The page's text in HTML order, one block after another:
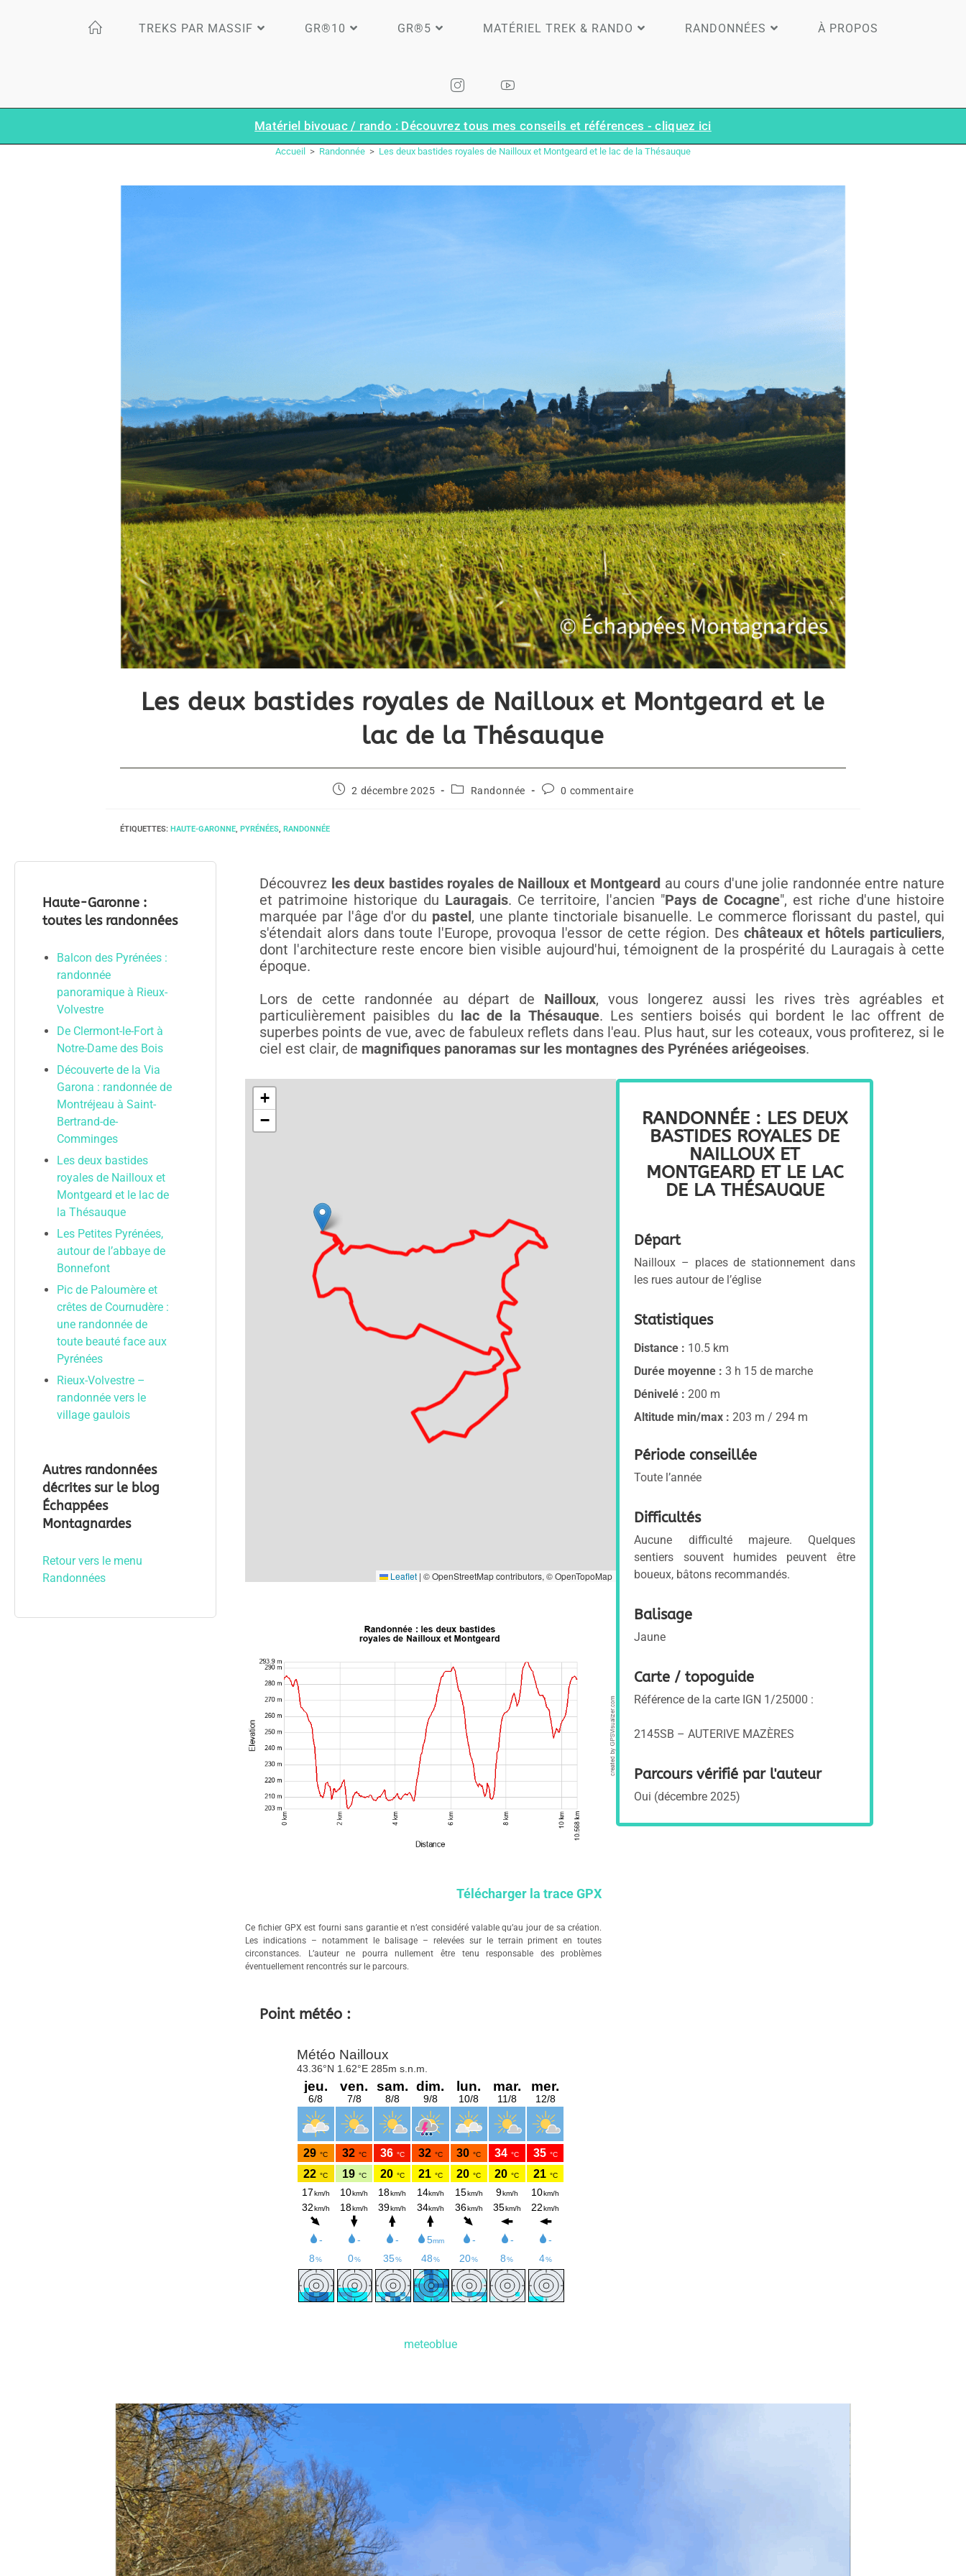
TREKS PAR MASSIF GR®10 GR®5 MATÉRIEL TREK & RANDO RANDONNÉES À PROPOS
Matériel bivouac / rando : Découvrez tous mes conseils et références - cliquez ici
Accueil > Randonnée > Les deux bastides royales de Nailloux et Montgeard et le lac de la Thésauque
Les deux bastides royales de Nailloux et Montgeard et le
lac de la Thésauque
2 décembre 2025 Randonnée 0 commentaire
ÉTIQUETTES: HAUTE-GARONNE, PYRÉNÉES, RANDONNÉE
Haute-Garonne :
toutes les randonnées
Balcon des Pyrénées :
randonnée
panoramique à Rieux-
Volvestre
De Clermont-le-Fort à
Notre-Dame des Bois
Découverte de la Via
Garona : randonnée de
Montréjeau à Saint-
Bertrand-de-
Comminges
Les deux bastides
royales de Nailloux et
Montgeard et le lac de
la Thésauque
Les Petites Pyrénées,
autour de l’abbaye de
Bonnefont
Pic de Paloumère et
crêtes de Cournudère :
une randonnée de
toute beauté face aux
Pyrénées
Rieux-Volvestre –
randonnée vers le
village gaulois
Autres randonnées
décrites sur le blog
Échappées
Montagnardes
Retour vers le menu
Randonnées
Découvrez les deux bastides royales de Nailloux et Montgeard au cours d'une jolie randonnée entre nature
et patrimoine historique du Lauragais. Ce territoire, l'ancien "Pays de Cocagne", est riche d'une histoire
marquée par l'âge d'or du pastel, une plante tinctoriale bisanuelle. Le commerce florissant du pastel, qui
s'étendait alors dans toute l'Europe, provoqua l'essor de cette région. Des châteaux et hôtels particuliers,
dont l'architecture reste encore bien visible aujourd'hui, témoignent de la prospérité du Lauragais à cette
époque.
Lors de cette randonnée au départ de Nailloux, vous longerez aussi les rives très agréables et
particulièrement paisibles du lac de la Thésauque. Les sentiers boisés qui bordent le lac offrent de
superbes points de vue, avec de fabuleux reflets dans l'eau. Plus haut, sur les coteaux, vous profiterez, si le
ciel est clair, de magnifiques panoramas sur les montagnes des Pyrénées ariégeoises.
Télécharger la trace GPX
Ce fichier GPX est fourni sans garantie et n’est considéré valable qu’au jour de sa création.
Les indications – notamment le balisage – relevées sur le terrain priment en toutes
circonstances. L’auteur ne pourra nullement être tenu responsable des problèmes
éventuellement rencontrés sur le parcours.
Point météo :
meteoblue
RANDONNÉE : LES DEUX
BASTIDES ROYALES DE
NAILLOUX ET
MONTGEARD ET LE LAC
DE LA THÉSAUQUE
Départ
Nailloux – places de stationnement dans
les rues autour de l’église
Statistiques
Distance : 10.5 km
Durée moyenne : 3 h 15 de marche
Dénivelé : 200 m
Altitude min/max : 203 m / 294 m
Période conseillée
Toute l’année
Difficultés
Aucune difficulté majeure. Quelques
sentiers souvent humides peuvent être
boueux, bâtons recommandés.
Balisage
Jaune
Carte / topoguide
Référence de la carte IGN 1/25000 :
2145SB – AUTERIVE MAZÈRES
Parcours vérifié par l'auteur
Oui (décembre 2025)